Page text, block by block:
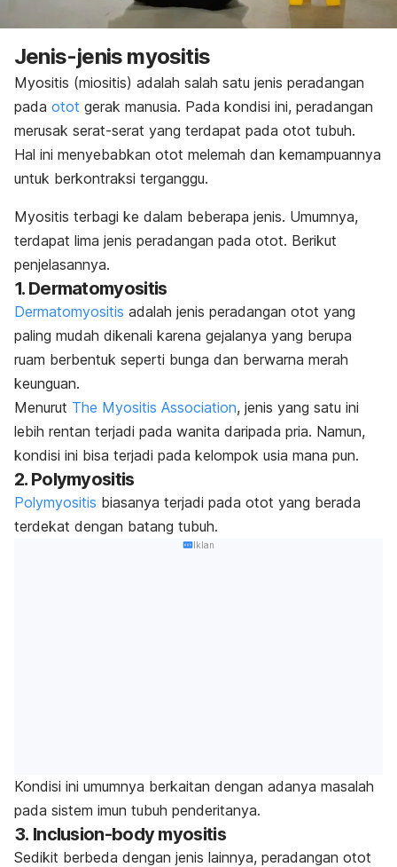
Jenis-jenis myositis
Myositis (miositis) adalah salah satu jenis peradangan
pada otot gerak manusia. Pada kondisi ini, peradangan
merusak serat-serat yang terdapat pada otot tubuh.
Hal ini menyebabkan otot melemah dan kemampuannya
untuk berkontraksi terganggu.
Myositis terbagi ke dalam beberapa jenis. Umumnya,
terdapat lima jenis peradangan pada otot. Berikut
penjelasannya.
1. Dermatomyositis
Dermatomyositis adalah jenis peradangan otot yang
paling mudah dikenali karena gejalanya yang berupa
ruam berbentuk seperti bunga dan berwarna merah
keunguan.
Menurut The Myositis Association, jenis yang satu ini
lebih rentan terjadi pada wanita daripada pria. Namun,
kondisi ini bisa terjadi pada kelompok usia mana pun.
2. Polymyositis
Polymyositis biasanya terjadi pada otot yang berada
terdekat dengan batang tubuh.
Iklan
Kondisi ini umumnya berkaitan dengan adanya masalah
pada sistem imun tubuh penderitanya.
3. Inclusion-body myositis
Sedikit berbeda dengan jenis lainnya, peradangan otot